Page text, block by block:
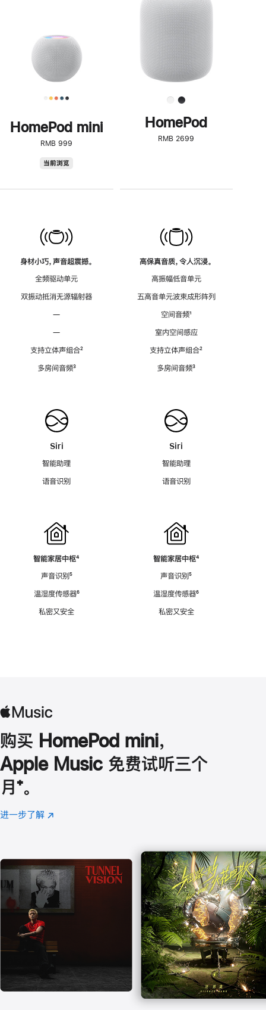
HomePod mini
RMB 999
当前浏览
身材小巧，声音超震撼。
全频驱动单元
双振动抵消无源辐射器
—
—
支持立体声组合脚
²
多房间音频脚
³
Siri
智能助理
语音识别
智能家居中枢脚
⁴
声音识别脚
⁵
温湿度传感器脚
⁶
私密又安全
了
解
HomePod<
HomePod
RMB 2699
高保真音质，令人沉浸。
高振幅低音单元
五高音单元波束成形阵列
空间音频脚
¹
室内空间感应
支持立体声组合脚
²
多房间音频脚
³
Siri
智能助理
语音识别
智能家居中枢脚
⁴
声音识别脚
⁵
温湿度传感器脚
⁶
私密又安全
购买 HomePod mini，
Apple Music 免费试听三个
月 脚
注
⁺。
进一步了解 Apple
(在
口
中
打
开)